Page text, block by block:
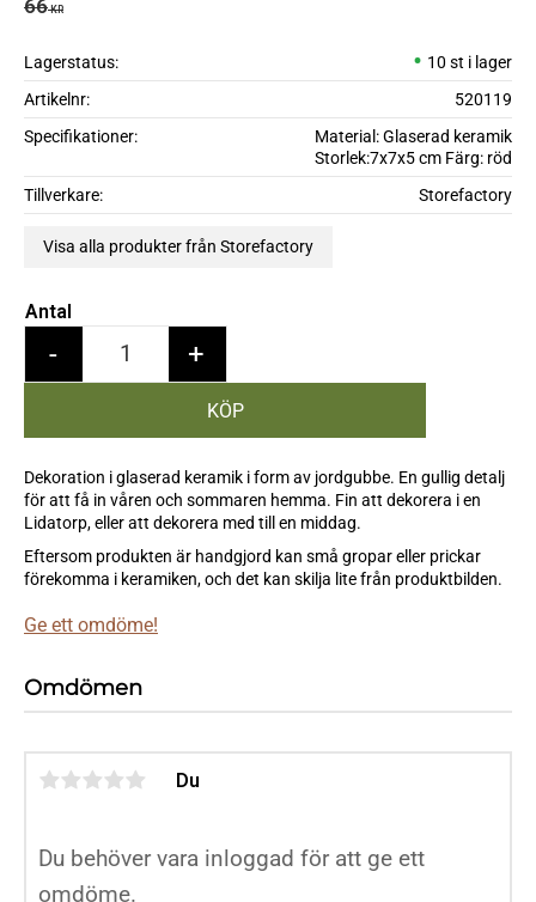
Ordinarie pris:
66KR
Antal
+
-
Dekoration i glaserad keramik i form av jordgubbe. En gullig detalj
för att få in våren och sommaren hemma. Fin att dekorera i en
Lidatorp, eller att dekorera med till en middag.
Eftersom produkten är handgjord kan små gropar eller prickar
förekomma i keramiken, och det kan skilja lite från produktbilden.
Lagerstatus
10 st i lager
Artikelnr
520119
Specifikationer
Material: Glaserad keramik
Storlek:7x7x5 cm Färg: röd
Tillverkare
Storefactory
Visa alla produkter från Storefactory
Ge ett omdöme!
Omdömen
Du